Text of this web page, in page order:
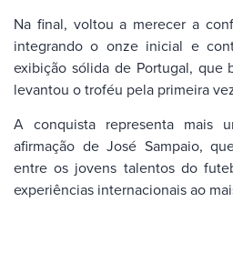
Na final, voltou a merecer a
integrando o onze inicial e
exibição sólida de Portugal, que
levantou o troféu pela primeira
A conquista representa mais
afirmação de José Sampaio,
entre os jovens talentos do
experiências internacionais ao